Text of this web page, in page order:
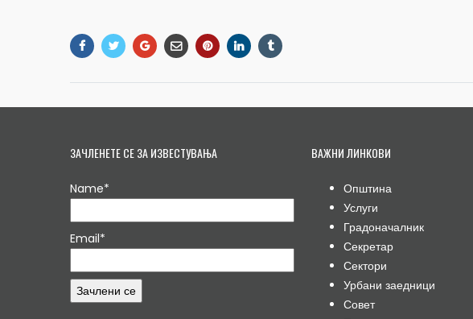
ЗАЧЛЕНЕТЕ СЕ ЗА ИЗВЕСТУВАЊА
Name*
Email*
ВАЖНИ ЛИНКОВИ
Општина
Услуги
Градоначалник
Секретар
Сектори
Урбани заедници
Совет